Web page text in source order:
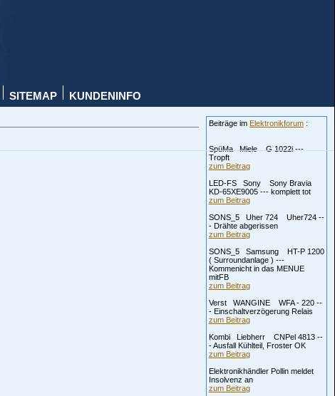
SITEMAP KUNDENINFO
Beiträge im Elektronikforum :
SpüMa Miele G 1022i ---
Tropft
zum Beitrag
LED-FS Sony Sony Bravia
KD-65XE9005 --- komplett tot
zum Beitrag
SONS_5 Uher 724 Uher724 --
- Drähte abgerissen
zum Beitrag
SONS_5 Samsung HT-P 1200
( Surroundanlage ) ---
Kommenicht in das MENUE
mitFB
zum Beitrag
Verst WANGINE WFA - 220 --
- Einschaltverzögerung Relais
zum Beitrag
Kombi Liebherr CNPel 4813 --
- Ausfall Kühlteil, Froster OK
zum Beitrag
Elektronikhändler Pollin meldet
Insolvenz an
zum Beitrag